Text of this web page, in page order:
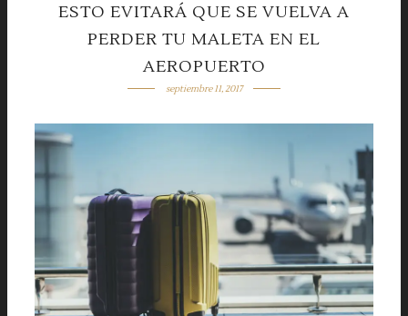
ESTO EVITARÁ QUE SE VUELVA A
PERDER TU MALETA EN EL
AEROPUERTO
septiembre 11, 2017